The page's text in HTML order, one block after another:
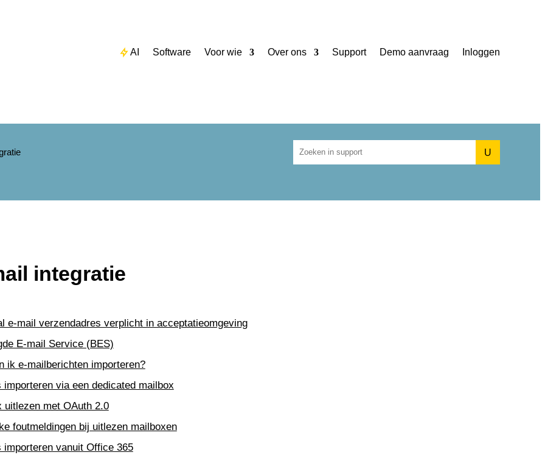
AI Software Voor wie Over ons Support Demo aanvraag Inloggen
U
documenten
integratie
e-mail verzendadres verplicht in acceptatieomgeving
E-mail Service (BES)
ik e-mailberichten importeren?
importeren via een dedicated mailbox
uitlezen met OAuth 2.0
foutmeldingen bij uitlezen mailboxen
importeren vanuit Office 365